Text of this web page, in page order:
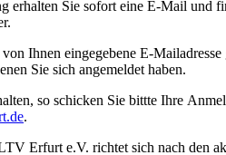
erhalten Sie sofort eine E-Mail und
Ihnen eingegebene E-Mailadresse
Sie sich angemeldet haben.
so schicken Sie bittte Ihre
.
Erfurt e.V. richtet sich nach den